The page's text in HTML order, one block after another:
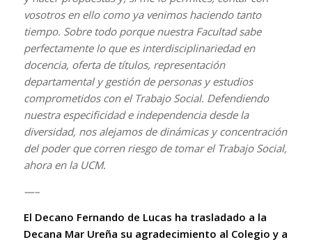
vosotros en ello como ya venimos haciendo tanto
tiempo. Sobre todo porque nuestra Facultad sabe
perfectamente lo que es interdisciplinariedad en
docencia, oferta de títulos, representación
departamental y gestión de personas y estudios
comprometidos con el Trabajo Social. Defendiendo
nuestra especificidad e independencia desde la
diversidad, nos alejamos de dinámicas y concentración
del poder que corren riesgo de tomar el Trabajo Social,
ahora en la UCM.
—–
El Decano Fernando de Lucas ha trasladado a la
Decana Mar Ureña su agradecimiento al Colegio y a